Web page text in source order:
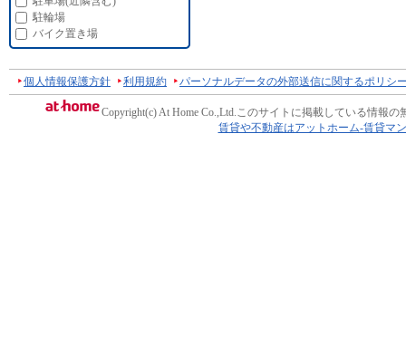
駐輪場
バイク置き場
個人情報保護方針 利用規約 パーソナルデータの外部送信に関するポリシ
Copyright(c) At Home Co.,Ltd.このサイトに掲載している情報の
賃貸や不動産はアットホーム-賃貸マ